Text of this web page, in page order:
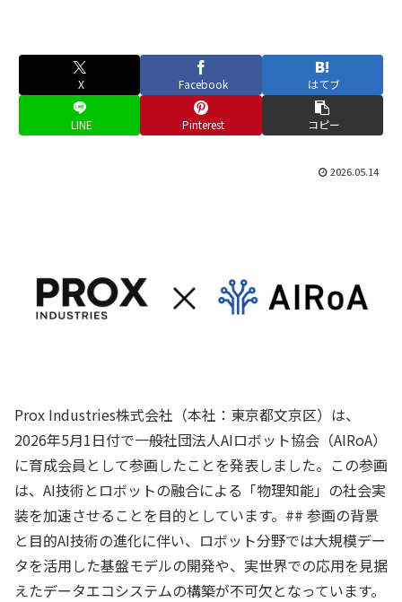
X Facebook はてブ
LINE Pinterest コピー
2026.05.14
Prox Industries株式会社（本社：東京都文京区）は、
2026年5月1日付で一般社団法人AIロボット協会（AIRoA）
に育成会員として参画したことを発表しました。この参画
は、AI技術とロボットの融合による「物理知能」の社会実
装を加速させることを目的としています。## 参画の背景
と目的AI技術の進化に伴い、ロボット分野では大規模デー
タを活用した基盤モデルの開発や、実世界での応用を見据
えたデータエコシステムの構築が不可欠となっています。